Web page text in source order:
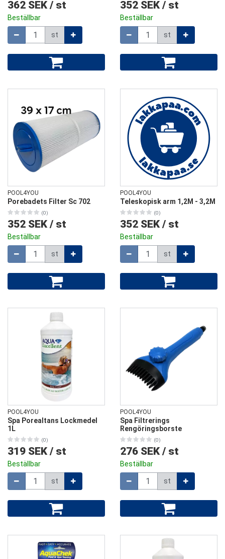
362 SEK / st
Beställbar
st
352 SEK / st
Beställbar
st
POOL4YOU
Porebadets Filter Sc 702
(0)
352 SEK / st
Beställbar
st
POOL4YOU
Teleskopisk arm 1,2M - 3,2M
(0)
352 SEK / st
Beställbar
st
POOL4YOU
Spa Porealtans Lockmedel
1L
(0)
319 SEK / st
Beställbar
st
POOL4YOU
Spa Filtrerings
Rengöringsborste
(0)
276 SEK / st
Beställbar
st